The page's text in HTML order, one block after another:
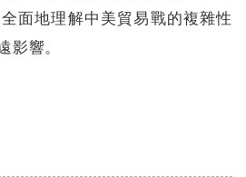
面地理解中美貿易戰的複雜性
影響。